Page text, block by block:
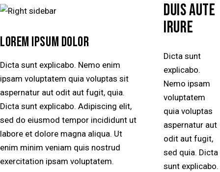
LOREM IPSUM DOLOR
Dicta sunt explicabo. Nemo enim
ipsam voluptatem quia voluptas sit
aspernatur aut odit aut fugit, quia.
Dicta sunt explicabo. Adipiscing elit,
sed do eiusmod tempor incididunt ut
labore et dolore magna aliqua. Ut
enim minim veniam quis nostrud
exercitation ipsam voluptatem.
DUIS AUTE
IRURE
Dicta sunt
explicabo.
Nemo ipsam
voluptatem
quia voluptas
aspernatur aut
odit aut fugit,
sed quia. Dicta
sunt explicabo.